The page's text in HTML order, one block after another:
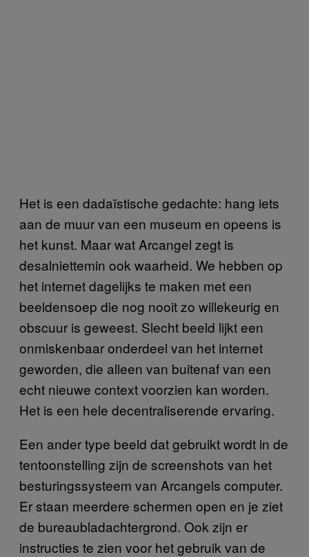
Het is een dadaïstische gedachte: hang iets
aan de muur van een museum en opeens is
het kunst. Maar wat Arcangel zegt is
desalniettemin ook waarheid. We hebben op
het internet dagelijks te maken met een
beeldensoep die nog nooit zo willekeurig en
obscuur is geweest. Slecht beeld lijkt een
onmiskenbaar onderdeel van het internet
geworden, die alleen van buitenaf van een
echt nieuwe context voorzien kan worden.
Het is een hele decentraliserende ervaring.
Een ander type beeld dat gebruikt wordt in de
tentoonstelling zijn de screenshots van het
besturingssysteem van Arcangels computer.
Er staan meerdere schermen open en je ziet
de bureaubladachtergrond. Ook zijn er
instructies te zien voor het gebruik van de